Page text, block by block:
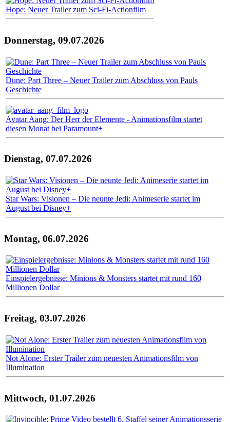
Hope: Neuer Trailer zum Sci-Fi-Actionfilm
Donnerstag, 09.07.2026
Dune: Part Three – Neuer Trailer zum Abschluss von Pauls
Geschichte
Avatar Aang: Der Herr der Elemente - Animationsfilm startet
diesen Monat bei Paramount+
Dienstag, 07.07.2026
Star Wars: Visionen – Die neunte Jedi: Animeserie startet im
August bei Disney+
Montag, 06.07.2026
Einspielergebnisse: Minions & Monsters startet mit rund 160
Millionen Dollar
Freitag, 03.07.2026
Not Alone: Erster Trailer zum neuesten Animationsfilm von
Illumination
Mittwoch, 01.07.2026